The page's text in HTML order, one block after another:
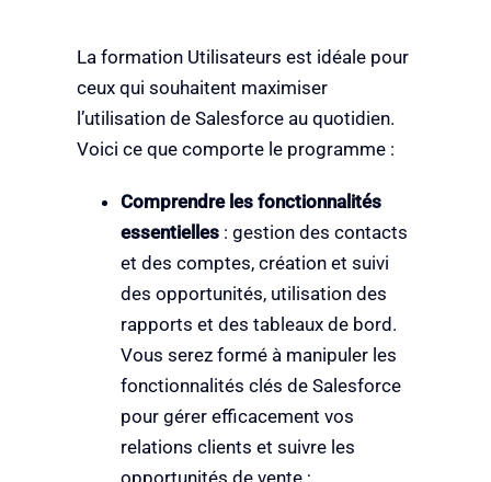
La formation Utilisateurs est idéale pour
ceux qui souhaitent maximiser
l’utilisation de Salesforce au quotidien.
Voici ce que comporte le programme :
Comprendre les fonctionnalités
essentielles: gestion des contacts
et des comptes, création et suivi
des opportunités, utilisation des
rapports et des tableaux de bord.
Vous serez formé à manipuler les
fonctionnalités clés de Salesforce
pour gérer efficacement vos
relations clients et suivre les
opportunités de vente ;